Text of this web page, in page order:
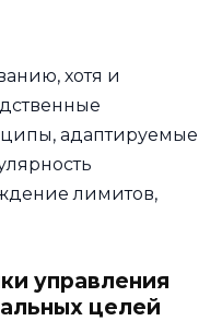
хотя и
адаптируемые
лимитов,
управления
целей